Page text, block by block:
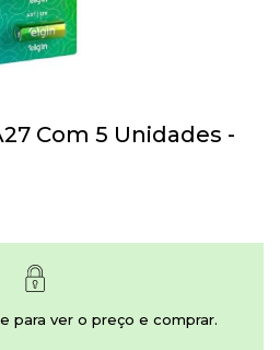
Com 5 Unidades -
para ver o preço e comprar.